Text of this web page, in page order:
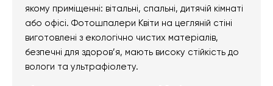
якому приміщенні: вітальні, спальні, дитячій кімнаті
або офісі. Фотошпалери Квіти на цегляній стіні
виготовлені з екологічно чистих матеріалів,
безпечні для здоров’я, мають високу стійкість до
вологи та ультрафіолету.